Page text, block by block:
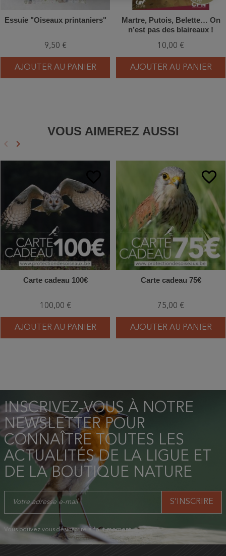
Essuie "Oiseaux printaniers"
9,50 €
AJOUTER AU PANIER
Martre, Putois, Belette… On
n’est pas des blaireaux !
10,00 €
AJOUTER AU PANIER
VOUS AIMEREZ AUSSI
Précédent
keyboard_arrow_left Suivant
keyboard_arrow_right
Carte cadeau 100€
100,00 €
AJOUTER AU PANIER
favorite_border
Carte cadeau 75€
75,00 €
AJOUTER AU PANIER
INSCRIVEZ-VOUS À NOTRE
NEWSLETTER POUR
CONNAÎTRE TOUTES LES
ACTUALITÉS DE LA LIGUE ET
DE LA BOUTIQUE NATURE
Vous pouvez vous désinscrire à tout moment.